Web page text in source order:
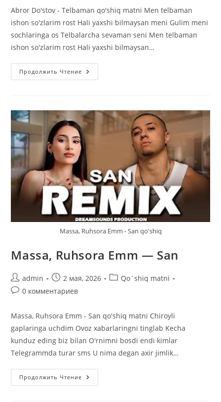
записи:
Abror Do'stov - Telbaman qo'shiq matni Men telbaman
ishon so'zlarim rost Hali yaxshi bilmaysan meni Gulim meni
sochlaringa os Telbalarcha sevaman seni Men telbaman
ishon so'zlarim rost Hali yaxshi bilmaysan…
Продолжить Чтение Abror
Do’stov
Massa, Ruhsora Emm - San qo'shiq
Massa, Ruhsora Emm — San
Автор
записи:
admin
Запись
опубликована:
2 мая, 2026
Рубрика
Qo`shiq matni
Комментарии
0 комментариев
Massa, Ruhsora Emm - San qo'shiq matni Chiroyli
gaplaringa uchdim Ovoz xabarlaringni tinglab Kecha
kunduz eding biz bilan O'rnimni bosdi endi kimlar
Telegrammda turar sms U nima degan axir jimlik…
Продолжить Чтение Massa,
Ruhsora